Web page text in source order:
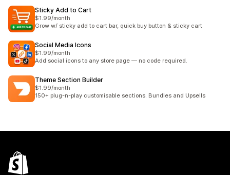
Sticky Add to Cart
$1.99/month
Grow w/ sticky add to cart bar, quick buy button & sticky cart
Social Media Icons
$1.99/month
Add social icons to any store page — no code required.
Theme Section Builder
$1.99/month
150+ plug-n-play customisable sections. Bundles and Upsells